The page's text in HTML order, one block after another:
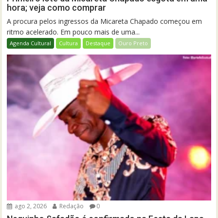
hora; veja como comprar
A procura pelos ingressos da Micareta Chapado começou em
ritmo acelerado. Em pouco mais de uma...
Agenda Cultural Cultura Destaque Ouro Preto
ago 2, 2026 Redação 0